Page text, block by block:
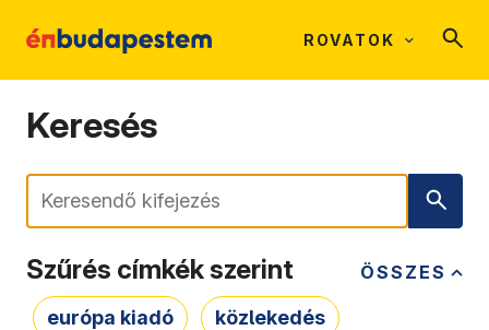
ROVATOK
Keresés
Keresés
ÖSSZES
Szűrés címkék szerint
európa kiadó közlekedés